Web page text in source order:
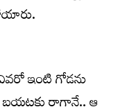
ఇంటి గోడను